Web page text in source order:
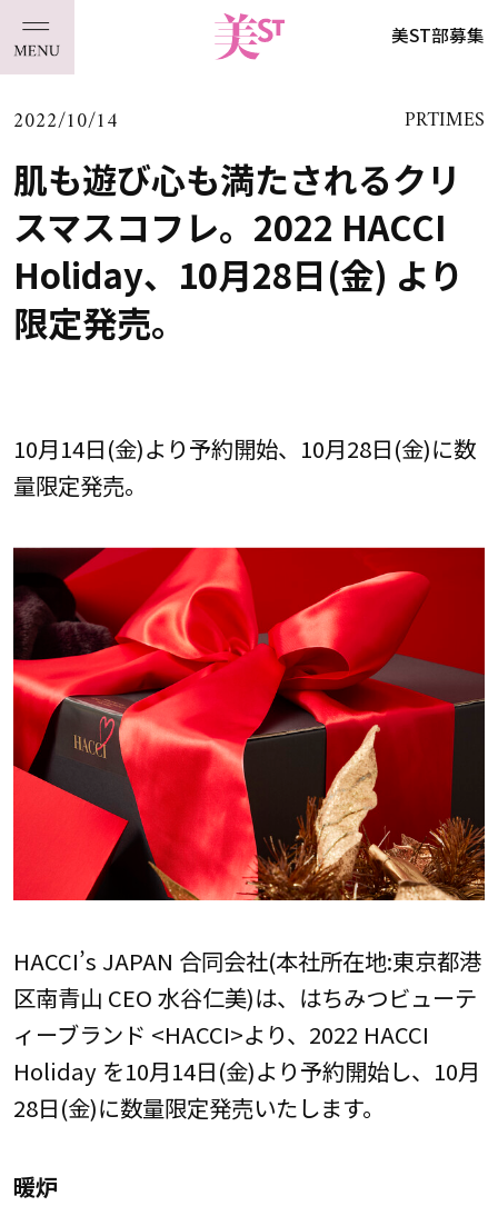
美ST部募集
2022/10/14 PRTIMES
肌も遊び心も満たされるクリ
スマスコフレ。2022 HACCI
Holiday、10月28日(金) より
限定発売。
10月14日(金)より予約開始、10月28日(金)に数
量限定発売。
HACCI’s JAPAN 合同会社(本社所在地:東京都港
区南青山 CEO 水谷仁美)は、はちみつビューテ
ィーブランド <HACCI>より、2022 HACCI
Holiday を10月14日(金)より予約開始し、10月
28日(金)に数量限定発売いたします。
暖炉